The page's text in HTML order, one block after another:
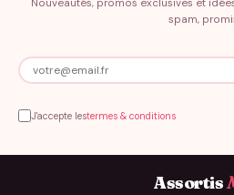
Nouveautés, promos exclusives et
spam,
J'accepte lestermes & conditions
Assortis